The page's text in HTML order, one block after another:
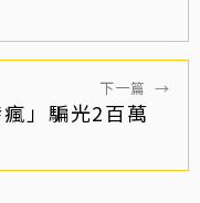
下一篇 →
瘋」騙光2百萬